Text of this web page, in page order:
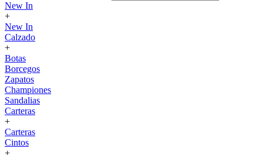
New In
+
New In
Calzado
+
Botas
Borcegos
Zapatos
Championes
Sandalias
Carteras
+
Carteras
Cintos
+